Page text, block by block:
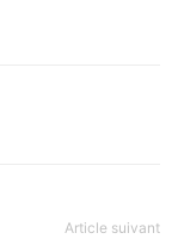
Article suivant